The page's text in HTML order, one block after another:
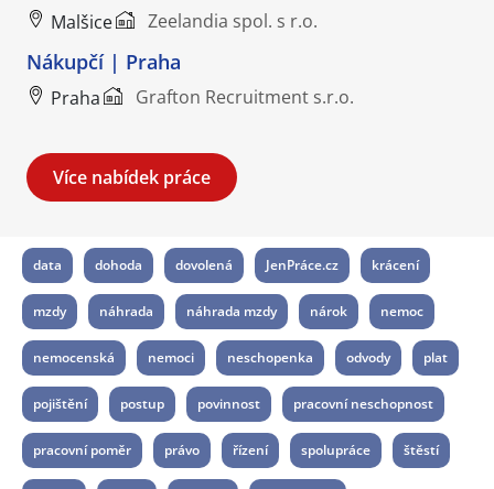
Malšice Zeelandia spol. s r.o.
Nákupčí | Praha
Praha Grafton Recruitment s.r.o.
Více nabídek práce
data dohoda dovolená JenPráce.cz krácení
mzdy náhrada náhrada mzdy nárok nemoc
nemocenská nemoci neschopenka odvody plat
pojištění postup povinnost pracovní neschopnost
pracovní poměr právo řízení spolupráce štěstí